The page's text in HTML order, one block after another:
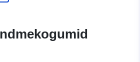
e359-4316-8ffd-